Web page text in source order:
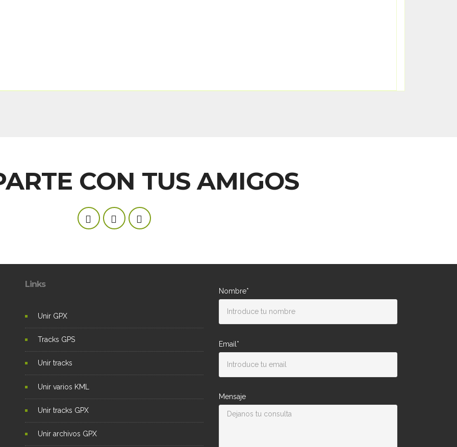
CON TUS AMIGOS
Links
Unir GPX
Tracks GPS
Unir tracks
Unir varios KML
Unir tracks GPX
Unir archivos GPX
Nombre*
Email*
Mensaje